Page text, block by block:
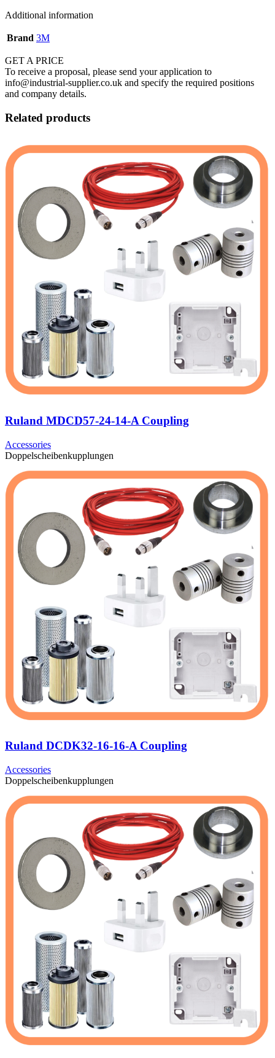
Additional information
Brand 3M
GET A PRICE
To receive a proposal, please send your application to
info@industrial-supplier.co.uk and specify the required positions
and company details.
Related products
Ruland MDCD57-24-14-A Coupling
Accessories
Doppelscheibenkupplungen
Ruland DCDK32-16-16-A Coupling
Accessories
Doppelscheibenkupplungen